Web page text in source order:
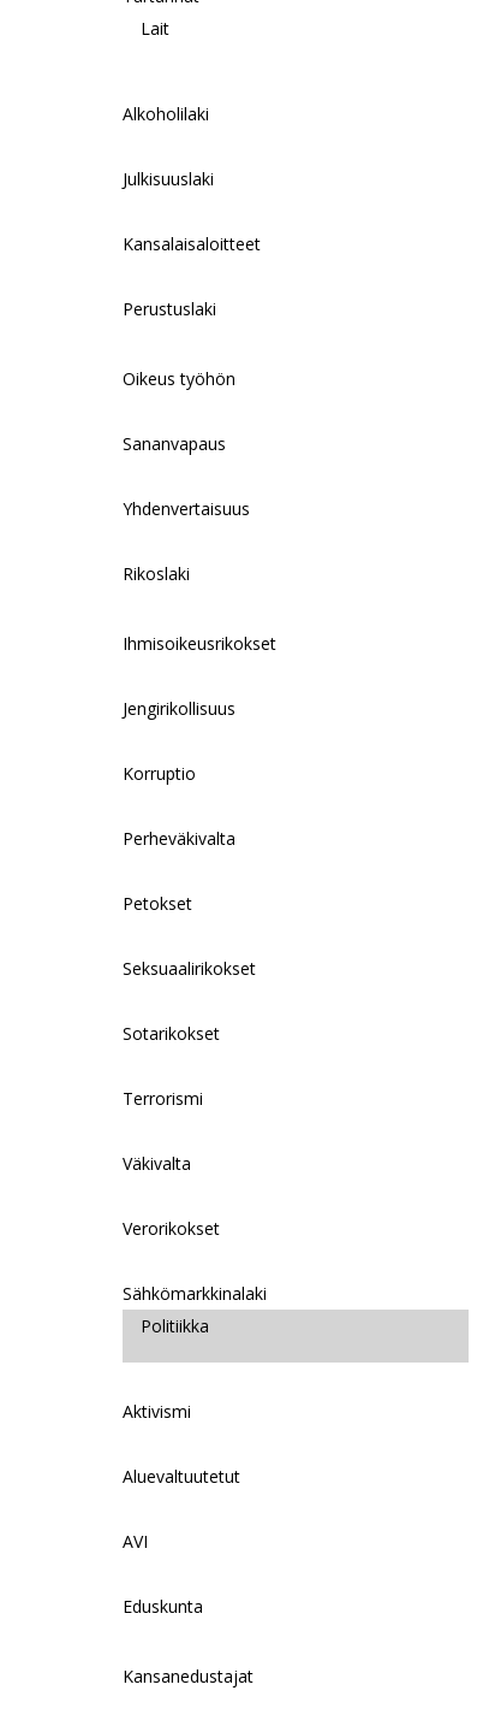
Lait
Alkoholilaki
Julkisuuslaki
Kansalaisaloitteet
Perustuslaki
Oikeus työhön
Sananvapaus
Yhdenvertaisuus
Rikoslaki
Ihmisoikeusrikokset
Jengirikollisuus
Korruptio
Perheväkivalta
Petokset
Seksuaalirikokset
Sotarikokset
Terrorismi
Väkivalta
Verorikokset
Sähkömarkkinalaki
Politiikka
Aktivismi
Aluevaltuutetut
AVI
Eduskunta
Kansanedustajat